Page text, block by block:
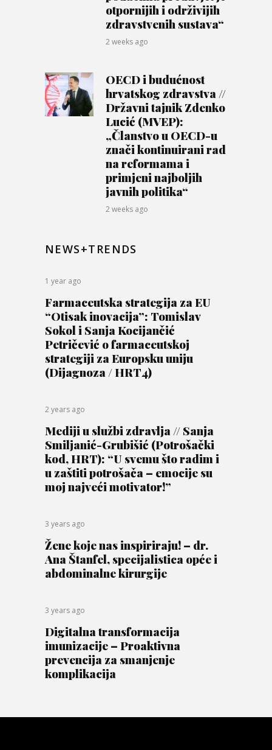
otpornijih i održivijih
zdravstvenih sustava“
2 weeks ago
OECD i budućnost
hrvatskog zdravstva //
Državni tajnik Zdenko
Lucić (MVEP):
„Članstvo u OECD-u
znači kontinuirani rad
na reformama i
primjeni najboljih
javnih politika“
2 weeks ago
NEWS+TRENDS
1 year ago
Farmaceutska strategija za EU
“Otisak inovacija”: Tomislav
Sokol i Sanja Kocijančić
Petričević o farmaceutskoj
strategiji za Europsku uniju
(Dijagnoza / HRT4)
2 years ago
Mediji u službi zdravlja // Sanja
Smiljanić-Grubišić (Potrošački
kod, HRT): “U svemu što radim i
u zaštiti potrošača – emocije su
moj najveći motivator!”
3 years ago
Žene koje nas inspiriraju! – dr.
Ana Štanfel, specijalistica opće i
abdominalne kirurgije
3 years ago
Digitalna transformacija
imunizacije – Proaktivna
prevencija za smanjenje
komplikacija